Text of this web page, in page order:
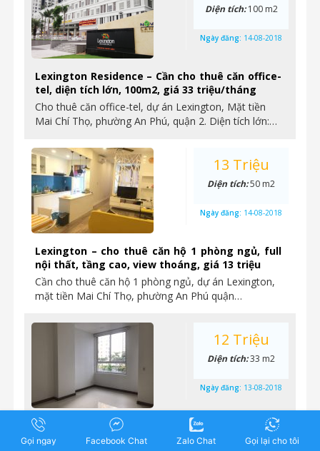
Lexington Residence – Cần cho thuê căn office-
tel, diện tích lớn, 100m2, giá 33 triệu/tháng
Cho thuê căn office-tel, dự án Lexington, Mặt tiền
Mai Chí Thọ, phường An Phú, quận 2. Diện tích lớn:…
Diện tích:100 m2
Ngày đăng: 14-08-2018
Lexington – cho thuê căn hộ 1 phòng ngủ, full
nội thất, tầng cao, view thoáng, giá 13 triệu
Cần cho thuê căn hộ 1 phòng ngủ, dự án Lexington,
mặt tiền Mai Chí Thọ, phường An Phú quận…
13 Triệu
Diện tích:50 m2
Ngày đăng: 14-08-2018
Officetel Lexington Residence nhà cơ bản cho
thuê 12 triệu
12 Triệu
Diện tích:33 m2
Ngày đăng: 13-08-2018
Gọi ngay Facebook Chat Zalo Chat Gọi lại cho tôi